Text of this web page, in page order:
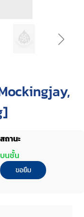
สถานะ
บนชั้น
ขอยืม